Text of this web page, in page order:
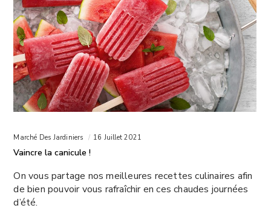
Marché Des Jardiniers 16 Juillet 2021
Vaincre la canicule !
On vous partage nos meilleures recettes culinaires afin
de bien pouvoir vous rafraîchir en ces chaudes journées
d’été.